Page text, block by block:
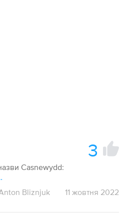
3
Casnewydd:
Bliznjuk 11 жовтня 2022